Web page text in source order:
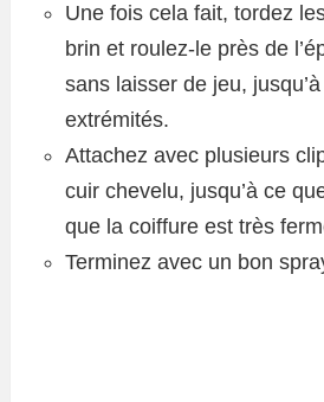
Une fois cela fait, tordez
brin et roulez-le près de
sans laisser de jeu,
extrémités.
Attachez avec plusieurs
cuir chevelu, jusqu’à ce
que la coiffure est très
Terminez avec un bon